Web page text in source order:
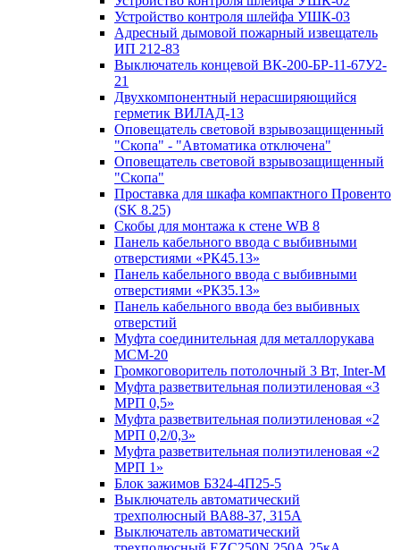
Устройство контроля шлейфа УШК-03
Адресный дымовой пожарный извещатель
ИП 212-83
Выключатель концевой ВК-200-БР-11-67У2-
21
Двухкомпонентный нерасширяющийся
герметик ВИЛАД-13
Оповещатель световой взрывозащищенный
"Скопа" - "Автоматика отключена"
Оповещатель световой взрывозащищенный
"Скопа"
Проставка для шкафа компактного Провенто
(SK 8.25)
Скобы для монтажа к стене WB 8
Панель кабельного ввода с выбивными
отверстиями «РК45.13»
Панель кабельного ввода с выбивными
отверстиями «РК35.13»
Панель кабельного ввода без выбивных
отверстий
Муфта соединительная для металлорукава
МСМ-20
Громкоговоритель потолочный 3 Вт, Inter-M
Муфта разветвительная полиэтиленовая «3
МРП 0,5»
Муфта разветвительная полиэтиленовая «2
МРП 0,2/0,3»
Муфта разветвительная полиэтиленовая «2
МРП 1»
Блок зажимов БЗ24-4П25-5
Выключатель автоматический
трехполюсный ВА88-37, 315А
Выключатель автоматический